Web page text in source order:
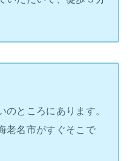
のところにあります。
老名市がすぐそこで